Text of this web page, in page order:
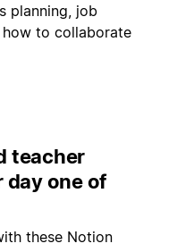
planning, job
how to collaborate
teacher
day one of
these Notion